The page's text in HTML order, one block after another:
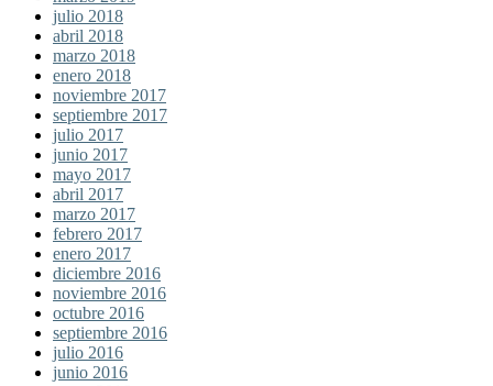
julio 2018
abril 2018
marzo 2018
enero 2018
noviembre 2017
septiembre 2017
julio 2017
junio 2017
mayo 2017
abril 2017
marzo 2017
febrero 2017
enero 2017
diciembre 2016
noviembre 2016
octubre 2016
septiembre 2016
julio 2016
junio 2016